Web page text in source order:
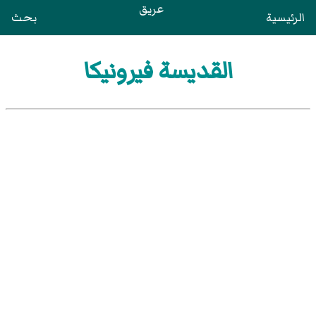
الرئيسية عريق بحث
القديسة فيرونيكا